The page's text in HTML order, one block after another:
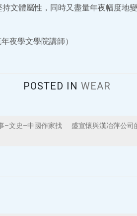
持文體屬性，同時又盡量年夜幅度地
夜學文學院講師）
POSTED IN WEAR
–文史–中國作家找
盛宣懷與漢冶萍公司